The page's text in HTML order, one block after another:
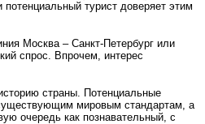
турист доверяет этим
Москва – Санкт-Петербург или
спрос. Впрочем, интерес
страны. Потенциальные
мировым стандартам, а
очередь как познавательный, с